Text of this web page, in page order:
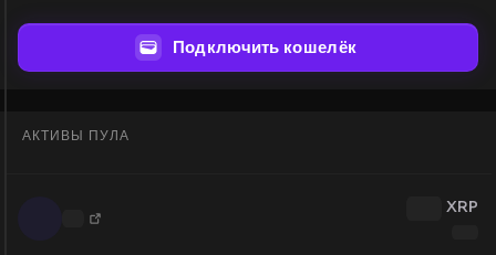
Подключить кошелёк
АКТИВЫ ПУЛА
XRP